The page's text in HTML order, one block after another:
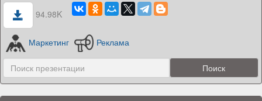
94.98K
Маркетинг Реклама